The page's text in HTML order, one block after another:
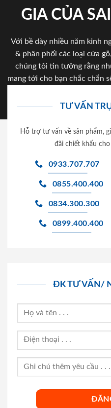
GIA CỦA
Với bề dày nhiều năm kinh
& phân phối các loại cửa
chúng tôi tin tưởng rằng
mang tới cho bạn chắc chắn
TƯ VẤN
Hỗ trợ tư vấn về sản phẩm,
đãi chiết khấu
0933.707.707
0855.400.400
0834.300.300
0899.400.400
ĐK TƯ VẤN/